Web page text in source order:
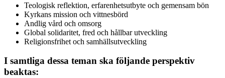
Teologisk reflektion, erfarenhetsutbyte och gemensam bön
Kyrkans mission och vittnesbörd
Andlig vård och omsorg
Global solidaritet, fred och hållbar utveckling
Religionsfrihet och samhällsutveckling
I samtliga dessa teman ska följande perspektiv
beaktas: